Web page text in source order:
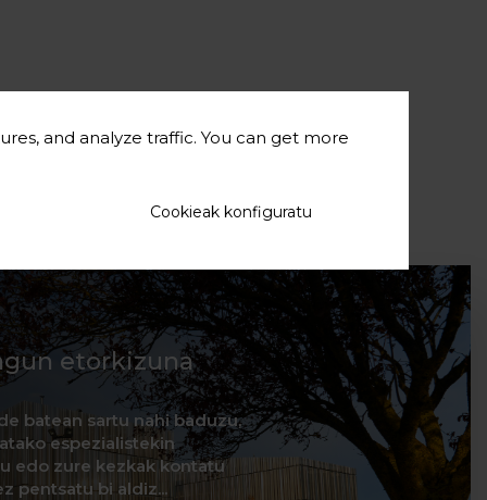
etorkizuna
batean sartu nahi baduzu,
espezialistekin
edo zure kezkak kontatu
pentsatu bi aldiz...
and analyze traffic. You can get more
Cookieak konfiguratu